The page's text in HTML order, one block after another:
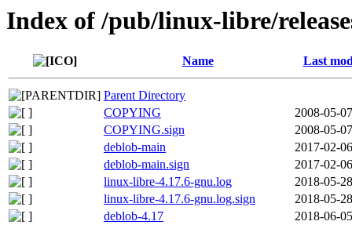
Index of /pub/linux-libre/
Name Last
Parent Directory
COPYING
2008-05-
COPYING.sign
2008-05-
deblob-main
2017-02-
deblob-main.sign
2017-02-
linux-libre-4.17.6-gnu.log
2018-05-
linux-libre-4.17.6-gnu.log.sign
2018-05-
deblob-4.17
2018-06-